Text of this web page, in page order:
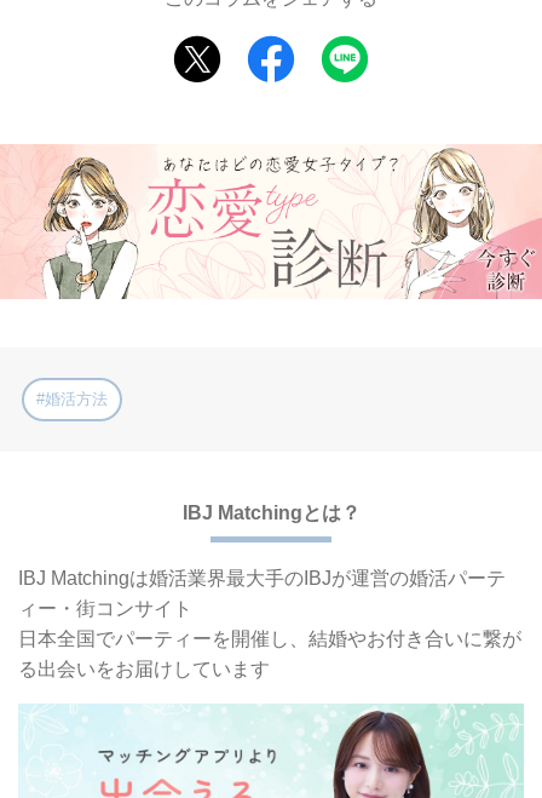
#婚活方法
IBJ Matchingとは？
IBJ Matchingは婚活業界最大手の IBJが運営の婚活パーテ
ィー・街コンサイト
日本全国でパーティーを開催し、 結婚やお付き合いに繋が
る出会いをお届けしています